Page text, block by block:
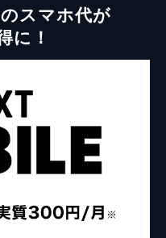
スマホ代が
に！